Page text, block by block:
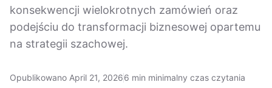
konsekwencji wielokrotnych zamówień oraz
podejściu do transformacji biznesowej opartemu
na strategii szachowej.
Opublikowano April 21, 20266 min minimalny czas czytania